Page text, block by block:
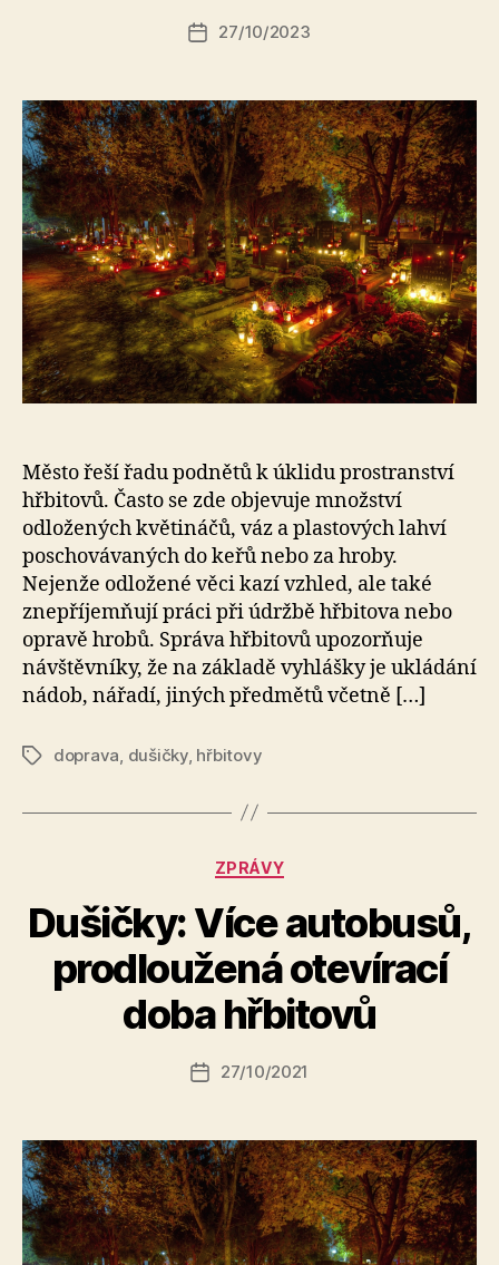
Autor
a
s
o
Datum
27/10/2023
Město řeší řadu podnětů k úklidu prostranství
hřbitovů. Často se zde objevuje množství
odložených květináčů, váz a plastových lahví
poschovávaných do keřů nebo za hroby.
Nejenže odložené věci kazí vzhled, ale také
znepříjemňují práci při údržbě hřbitova nebo
opravě hrobů. Správa hřbitovů upozorňuje
návštěvníky, že na základě vyhlášky je ukládání
nádob, nářadí, jiných předmětů včetně […]
Štítkydoprava, dušičky, hřbitovy
Rubriky
ZPRÁVY
Dušičky: Více autobusů,
prodloužená otevírací
doba hřbitovů
Autor
u
t
o
a
s
o
Datum
27/10/2021